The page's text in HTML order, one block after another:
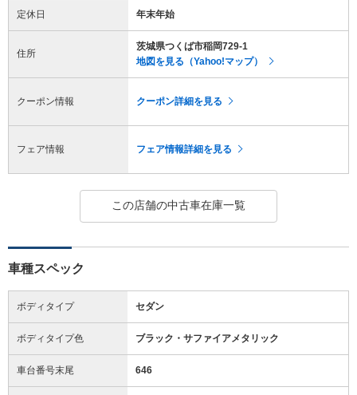
定休日 年末年始
住所
茨城県つくば市稲岡729-1
地図を見る（Yahoo!マップ）
クーポン情報 クーポン詳細を見る
フェア情報 フェア情報詳細を見る
この店舗の中古車在庫一覧
車種スペック
ボディタイプ セダン
ボディタイプ色 ブラック・サファイアメタリック
車台番号末尾 646